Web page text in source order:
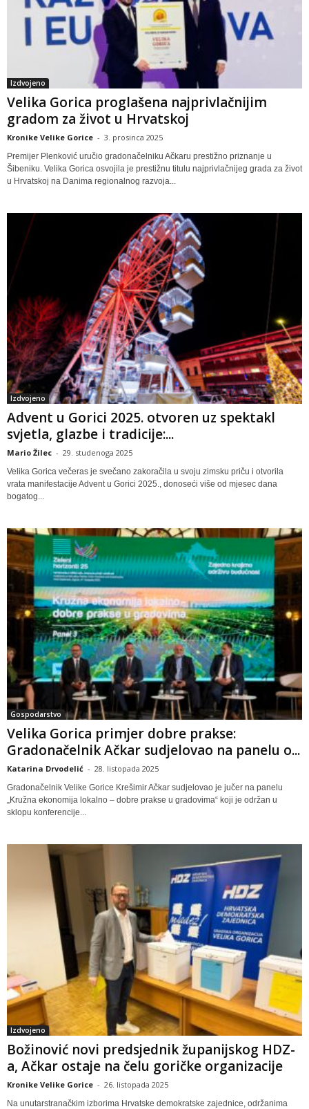
Izdvojeno
Velika Gorica proglašena najprivlačnijim
gradom za život u Hrvatskoj
Kronike Velike Gorice - 3. prosinca 2025
Premijer Plenković uručio gradonačelniku Ačkaru prestižno priznanje u
Šibeniku. Velika Gorica osvojila je prestižnu titulu najprivlačnijeg grada za život
u Hrvatskoj na Danima regionalnog razvoja...
Izdvojeno
Advent u Gorici 2025. otvoren uz spektakl
svjetla, glazbe i tradicije:...
Mario Žilec - 29. studenoga 2025
Velika Gorica večeras je svečano zakoračila u svoju zimsku priču i otvorila
vrata manifestacije Advent u Gorici 2025., donoseći više od mjesec dana
bogatog...
Gospodarstvo
Velika Gorica primjer dobre prakse:
Gradonačelnik Ačkar sudjelovao na panelu o...
Katarina Drvodelić - 28. listopada 2025
Gradonačelnik Velike Gorice Krešimir Ačkar sudjelovao je jučer na panelu
„Kružna ekonomija lokalno – dobre prakse u gradovima“ koji je održan u
sklopu konferencije...
Izdvojeno
Božinović novi predsjednik županijskog HDZ-
a, Ačkar ostaje na čelu goričke organizacije
Kronike Velike Gorice - 26. listopada 2025
Na unutarstranačkim izborima Hrvatske demokratske zajednice, održanima